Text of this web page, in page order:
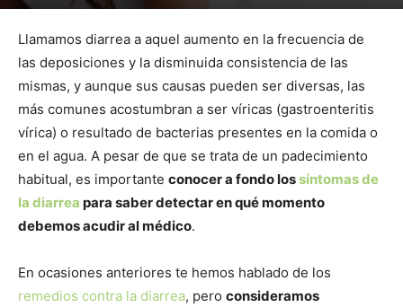
Llamamos diarrea a aquel aumento en la frecuencia de
las deposiciones y la disminuida consistencia de las
mismas, y aunque sus causas pueden ser diversas, las
más comunes acostumbran a ser víricas (gastroenteritis
vírica) o resultado de bacterias presentes en la comida o
en el agua. A pesar de que se trata de un padecimiento
habitual, es importante conocer a fondo lossíntomas de
la diarrea para saber detectar en qué momento
debemos acudir al médico.
En ocasiones anteriores te hemos hablado de los
remedios contra la diarrea, pero consideramos